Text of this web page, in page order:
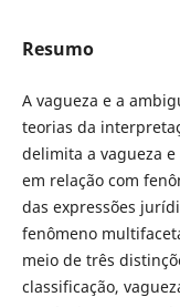
Resumo
A vagueza e a
teorias da
delimita a vagueza
em relação com
das expressões
fenômeno
meio de três
classificação,